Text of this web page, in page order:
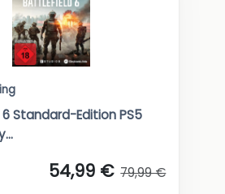
Standard-Edition PS5
54,99 € 79,99 €